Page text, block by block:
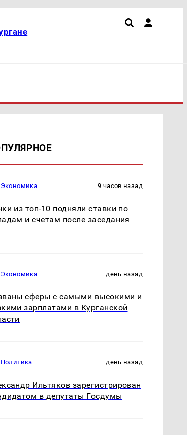
Экономика 9 часов назад
из топ-10 подняли ставки по
и счетам после заседания
Экономика день назад
сферы с самыми высокими и
зарплатами в Курганской
Политика день назад
Ильтяков зарегистрирован
в депутаты Госдумы